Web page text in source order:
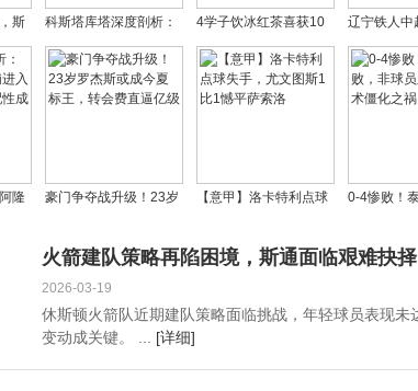
斯
性
科斯塔库塔深度剖析：
意大利足球困局与巴斯
托尼红牌事件真相
4学子饮冰红茶喜获10
克金条！高校超市横幅
庆贺引热议
辽宁铁人中
告捷，这些
爆全场！
隆
键
豪门争夺战升级！23岁
转会费直逼亿级
【意甲】洛卡特利点球
平萨索洛
0-4惨败！
之祸
火箭建队策略再陷困境，斯通面临艰难抉择
2026-03-19
休斯顿火箭队近期建队策略面临挑战，年轻球员表现未
变动成关键。 ... [详细]